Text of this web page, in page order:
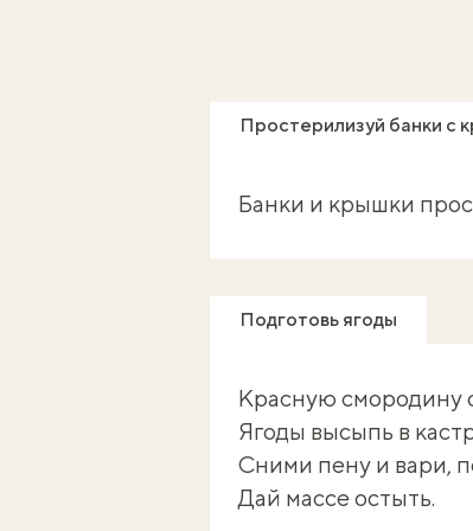
Простерилизуй банки с
Банки и крышки
Подготовь ягоды
Красную смородину
Ягоды высыпь в
Сними пену и вари,
Дай массе остыть.